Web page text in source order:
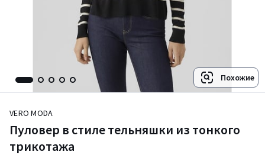
Похожие
VERO MODA
Пуловер в стиле тельняшки из тонкого
трикотажа